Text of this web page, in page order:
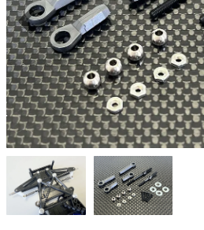
お問い合わせ
ブログ